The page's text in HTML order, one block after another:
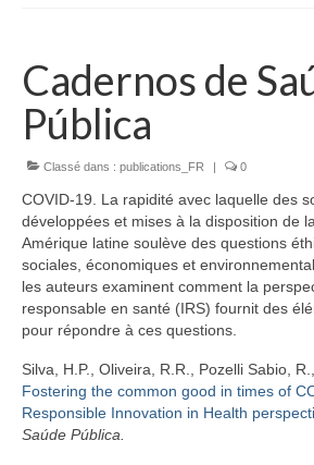
Cadernos de
Pública
Classé dans : publications_FR | 0
COVID-19. La rapidité avec laquelle des
développées et mises à la disposition de
Amérique latine soulève des questions
sociales, économiques et
les auteurs examinent comment la
responsable en santé (IRS) fournit des
pour répondre à ces questions.
Silva, H.P., Oliveira, R.R., Pozelli Sabio,
Fostering the common good in times of
Responsible Innovation in Health
Saúde Pública.